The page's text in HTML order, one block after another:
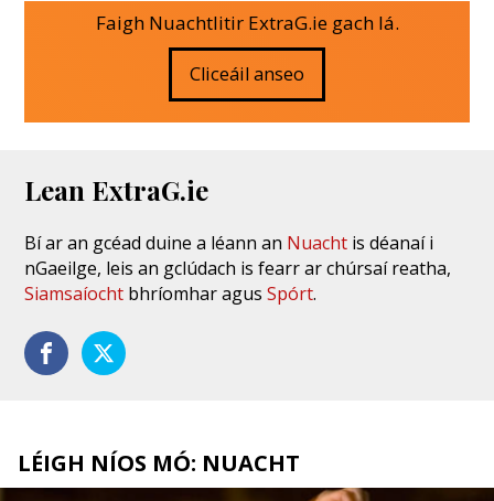
Faigh Nuachtlitir ExtraG.ie gach lá.
Cliceáil anseo
Lean ExtraG.ie
Bí ar an gcéad duine a léann an Nuacht is déanaí i
nGaeilge, leis an gclúdach is fearr ar chúrsaí reatha,
Siamsaíocht bhríomhar agusSpórt.
LÉIGH NÍOS MÓ: NUACHT